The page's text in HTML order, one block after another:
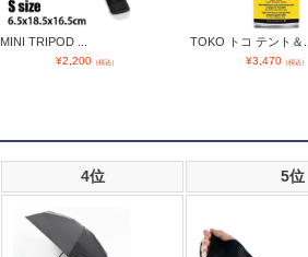
MINI TRIPOD ...
¥2,200（税込）
TOKO トコ テント＆...
¥3,470（税込）
4位 5位